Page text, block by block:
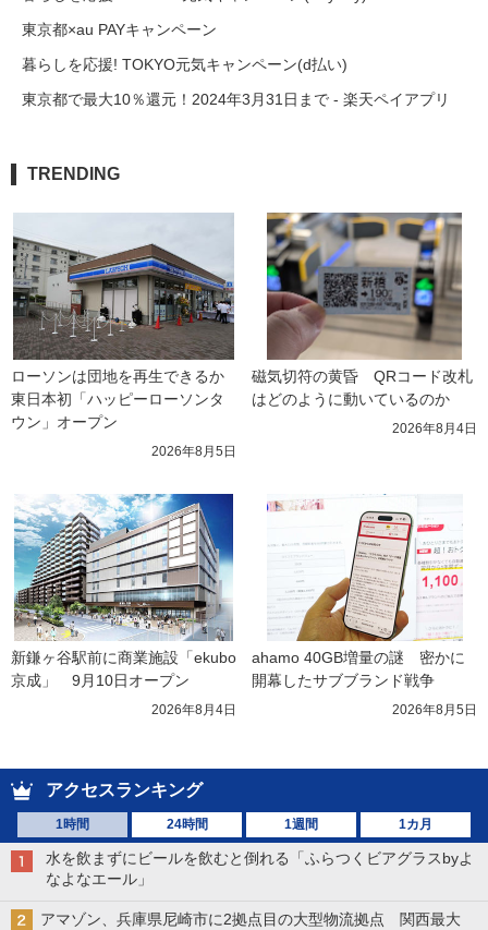
東京都×au PAYキャンペーン
暮らしを応援! TOKYO元気キャンペーン(d払い)
東京都で最大10％還元！2024年3月31日まで - 楽天ペイアプリ
TRENDING
ローソンは団地を再生できるか
東日本初「ハッピーローソンタ
ウン」オープン
2026年8月5日
磁気切符の黄昏　QRコード改札
はどのように動いているのか
2026年8月4日
新鎌ヶ谷駅前に商業施設「ekubo
京成」　9月10日オープン
2026年8月4日
ahamo 40GB増量の謎　密かに
開幕したサブブランド戦争
2026年8月5日
アクセスランキング
1時間 24時間 1週間 1カ月
水を飲まずにビールを飲むと倒れる「ふらつくビアグラスbyよ
なよなエール」
アマゾン、兵庫県尼崎市に2拠点目の大型物流拠点 関西最大